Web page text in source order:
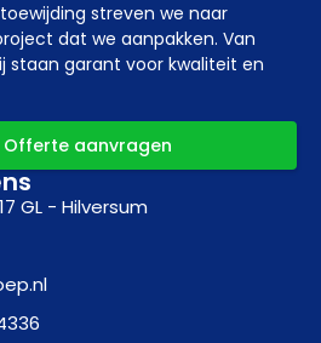
streven we naar
dat we aanpakken. Van
staan garant voor kwaliteit en
Offerte aanvragen
GL - Hilversum